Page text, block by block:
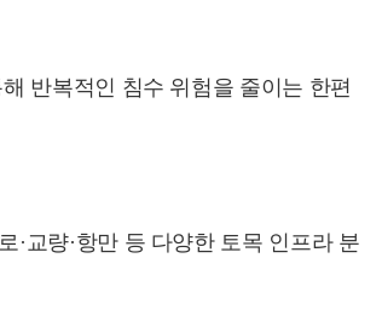
반복적인 침수 위험을 줄이는 한편
교량·항만 등 다양한 토목 인프라 분